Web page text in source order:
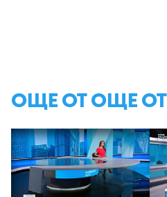
ОЩЕ ОТ ОЩЕ ОТ